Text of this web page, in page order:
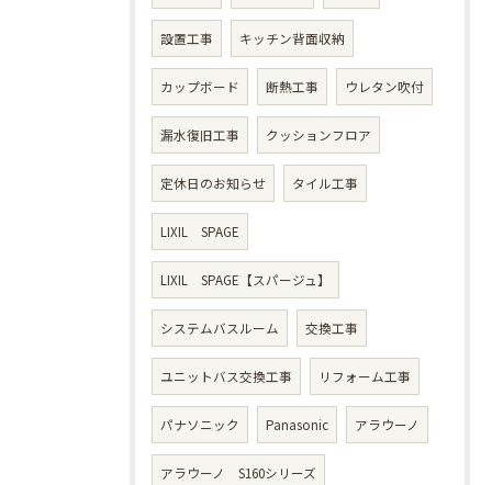
設置工事 キッチン背面収納
カップボード 断熱工事 ウレタン吹付
漏水復旧工事 クッションフロア
定休日のお知らせ タイル工事
LIXIL SPAGE
LIXIL SPAGE【スパージュ】
システムバスルーム 交換工事
ユニットバス交換工事 リフォーム工事
パナソニック Panasonic アラウーノ
アラウーノ S160シリーズ